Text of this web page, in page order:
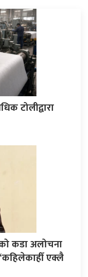
टोलीद्वारा
कडा अलोचना
एक्लै